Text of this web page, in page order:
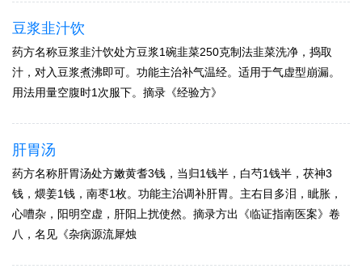
豆浆韭汁饮
药方名称豆浆韭汁饮处方豆浆1碗韭菜250克制法韭菜洗净，捣取
汁，对入豆浆煮沸即可。功能主治补气温经。适用于气虚型崩漏。
用法用量空腹时1次服下。摘录《经验方》
肝胃汤
药方名称肝胃汤处方嫩黄耆3钱，当归1钱半，白芍1钱半，茯神3
钱，煨姜1钱，南枣1枚。功能主治调补肝胃。主右目多泪，眦胀，
心嘈杂，阳明空虚，肝阳上扰使然。摘录方出《临证指南医案》卷
八，名见《杂病源流犀烛